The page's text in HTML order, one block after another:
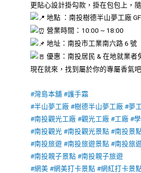
更貼心設計掛勾款，掛在包包上，
地點 ：南投樹德半山夢工廠
營業時間：10:00 ~ 18:00
地址：南投市工業南六路 6 號
優惠：南投居民 & 在地就業者
現在就來，找到屬於你的專屬香氣吧
#灣島本舖 #護手霜
#半山夢工廠 #樹德半山夢工廠 #夢
#南投觀光工廠 #觀光工廠 #工廠 #
#南投觀光 #南投觀光景點#南投景
#南投旅遊#南投旅遊景點#南投旅
#南投親子景點#南投親子旅遊
#網美 #網美打卡景點#網紅打卡景